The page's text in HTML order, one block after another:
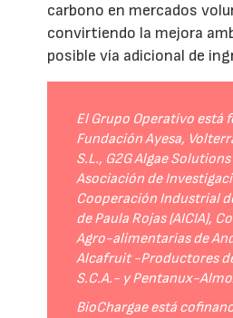
carbono en mercados
convirtiendo la mejora
posible vía adicional de
El Grupo Operativo está
Fundación Ayesa,
S.L., G2G Algae Solutions
Asociación de
Cooperación Industrial
de Paula Rojas (AICIA),
Agro-alimentarias de
Alcafruit -Productores
S.C.A.- y Pentanux-
BioChargae está